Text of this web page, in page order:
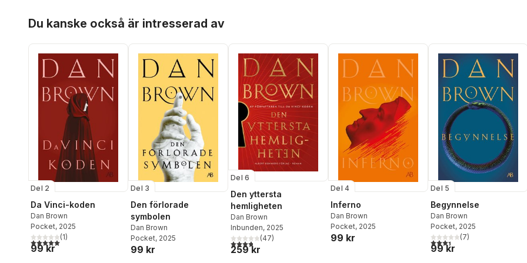
Du kanske också är intresserad av
Del 2
Da Vinci-koden
Dan Brown
Pocket, 2025
5,0utav 5 stjärnor. Totalt antal röster:
(1)
99 kr
Del 3
Den förlorade
symbolen
Dan Brown
Pocket, 2025
99 kr
Del 6
Den yttersta
hemligheten
Dan Brown
Inbunden, 2025
3,8utav 5 stjärnor. Totalt antal röster:
(47)
259 kr
Del 4
Inferno
Dan Brown
Pocket, 2025
99 kr
Del 5
Begynnelse
Dan Brown
Pocket, 2025
3,4utav 5 stjärnor. Totalt
(7)
99 kr